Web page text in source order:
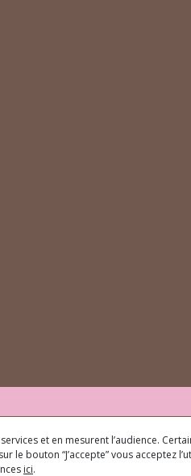
et en mesurent l’audience.
bouton “J’accepte” vous acceptez
ici.